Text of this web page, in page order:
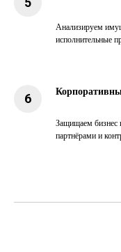
Анализируем
исполнительные
Защищаем бизнес
партнёрами и